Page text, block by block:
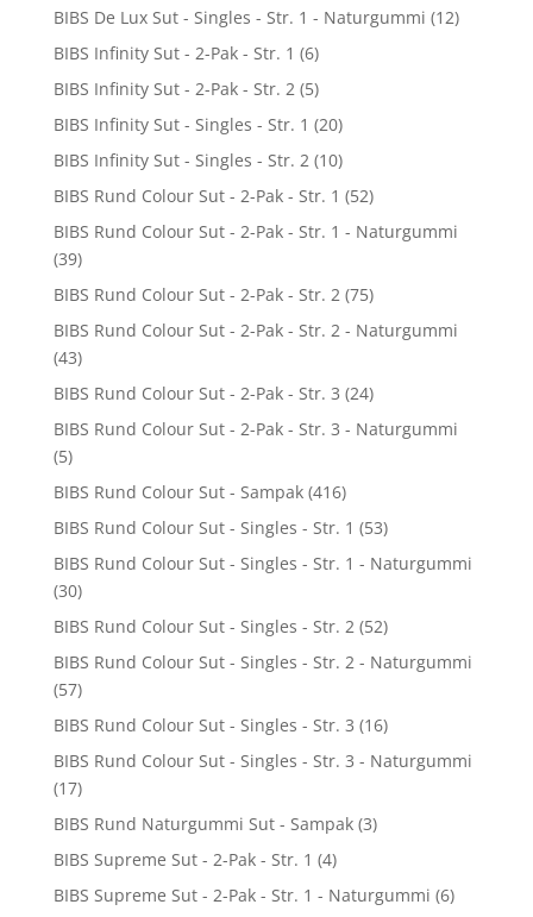
BIBS De Lux Sut - Singles - Str. 1 - Naturgummi (12)
BIBS Infinity Sut - 2-Pak - Str. 1 (6)
BIBS Infinity Sut - 2-Pak - Str. 2 (5)
BIBS Infinity Sut - Singles - Str. 1 (20)
BIBS Infinity Sut - Singles - Str. 2 (10)
BIBS Rund Colour Sut - 2-Pak - Str. 1 (52)
BIBS Rund Colour Sut - 2-Pak - Str. 1 - Naturgummi
(39)
BIBS Rund Colour Sut - 2-Pak - Str. 2 (75)
BIBS Rund Colour Sut - 2-Pak - Str. 2 - Naturgummi
(43)
BIBS Rund Colour Sut - 2-Pak - Str. 3 (24)
BIBS Rund Colour Sut - 2-Pak - Str. 3 - Naturgummi
(5)
BIBS Rund Colour Sut - Sampak (416)
BIBS Rund Colour Sut - Singles - Str. 1 (53)
BIBS Rund Colour Sut - Singles - Str. 1 - Naturgummi
(30)
BIBS Rund Colour Sut - Singles - Str. 2 (52)
BIBS Rund Colour Sut - Singles - Str. 2 - Naturgummi
(57)
BIBS Rund Colour Sut - Singles - Str. 3 (16)
BIBS Rund Colour Sut - Singles - Str. 3 - Naturgummi
(17)
BIBS Rund Naturgummi Sut - Sampak (3)
BIBS Supreme Sut - 2-Pak - Str. 1 (4)
BIBS Supreme Sut - 2-Pak - Str. 1 - Naturgummi (6)